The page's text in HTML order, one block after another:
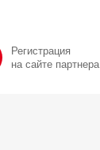
Регистрация
на сайте партнера